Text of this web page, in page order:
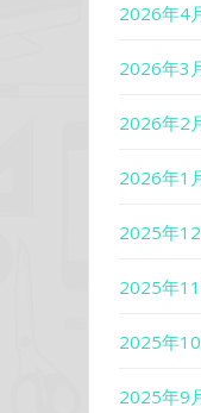
2026年4
2026年3
2026年2
2026年1
2025年
2025年
2025年
2025年9